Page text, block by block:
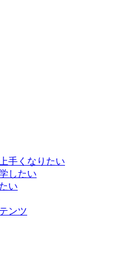
手くなりたい
したい
い
ンツ